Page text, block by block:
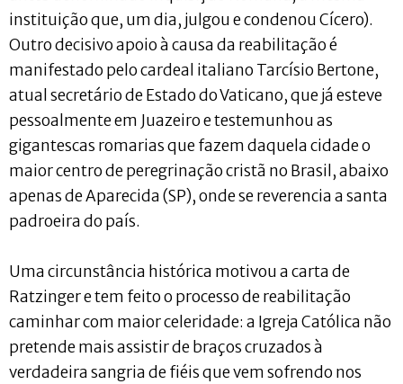
instituição que, um dia, julgou e condenou Cícero).
Outro decisivo apoio à causa da reabilitação é
manifestado pelo cardeal italiano Tarcísio Bertone,
atual secretário de Estado do Vaticano, que já esteve
pessoalmente em Juazeiro e testemunhou as
gigantescas romarias que fazem daquela cidade o
maior centro de peregrinação cristã no Brasil, abaixo
apenas de Aparecida (SP), onde se reverencia a santa
padroeira do país.
Uma circunstância histórica motivou a carta de
Ratzinger e tem feito o processo de reabilitação
caminhar com maior celeridade: a Igreja Católica não
pretende mais assistir de braços cruzados à
verdadeira sangria de fiéis que vem sofrendo nos